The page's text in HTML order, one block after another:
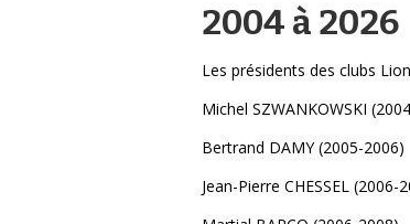
2004 à 2026
Les présidents des clubs
Michel SZWANKOWSKI
Bertrand DAMY (2005-2006)
Jean-Pierre CHESSEL (2006-